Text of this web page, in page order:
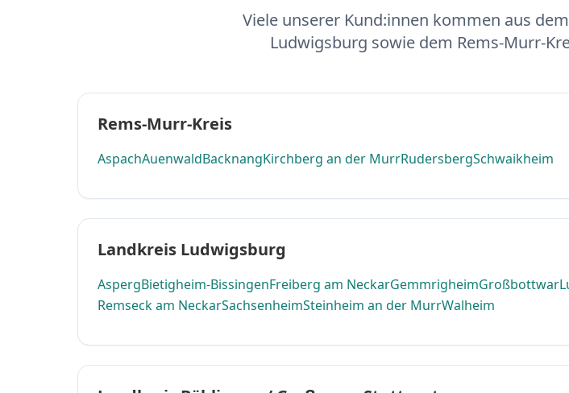
Viele unserer Kund:innen kommen aus
Ludwigsburg sowie dem Rems-Murr-
Rems-Murr-Kreis
AspachAuenwaldBacknangKirchberg an der MurrRudersbergSchwaikheim
Landkreis Ludwigsburg
AspergBietigheim-BissingenFreiberg am NeckarGemmrigheimGroßbottwar
Remseck am NeckarSachsenheimSteinheim an der MurrWalheim